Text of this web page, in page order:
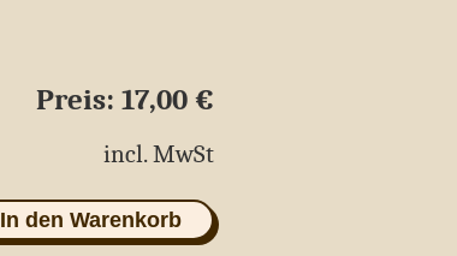
Preis: 17,00 €
incl. MwSt
In den Warenkorb